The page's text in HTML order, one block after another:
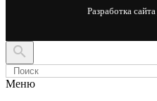
Разработка сайта

Меню